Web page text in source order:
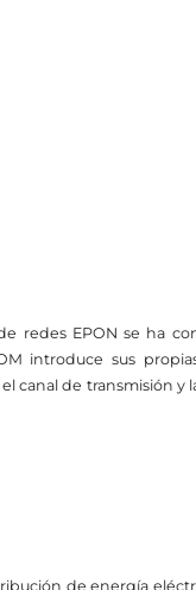
redes EPON se ha
introduce sus
canal de transmisión y
de energía